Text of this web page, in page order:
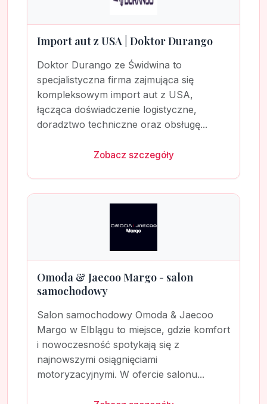
Import aut z USA | Doktor Durango
Doktor Durango ze Świdwina to
specjalistyczna firma zajmująca się
kompleksowym import aut z USA,
łącząca doświadczenie logistyczne,
doradztwo techniczne oraz obsługę...
Zobacz szczegóły
Omoda & Jaecoo Margo - salon
samochodowy
Salon samochodowy Omoda & Jaecoo
Margo w Elblągu to miejsce, gdzie komfort
i nowoczesność spotykają się z
najnowszymi osiągnięciami
motoryzacyjnymi. W ofercie salonu...